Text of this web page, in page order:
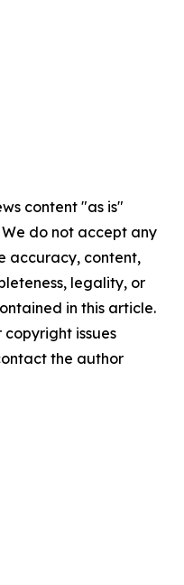
content "as is"
do not accept any
accuracy, content,
legality, or
in this article.
issues
the author